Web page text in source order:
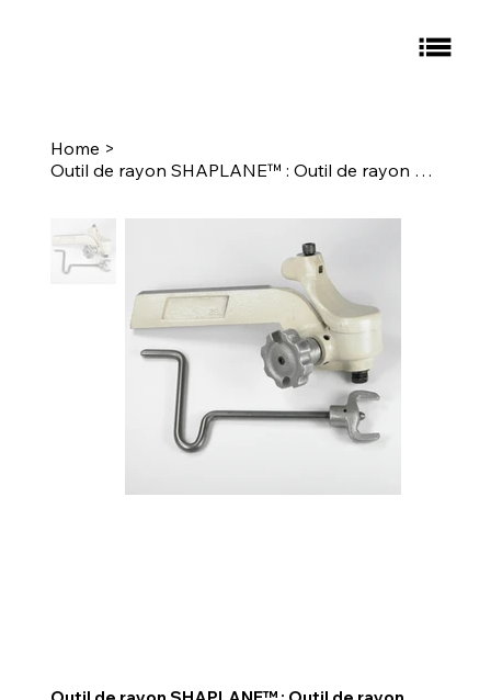
Home >
Outil de rayon SHAPLANE™ : Outil de rayon convexe n° 1